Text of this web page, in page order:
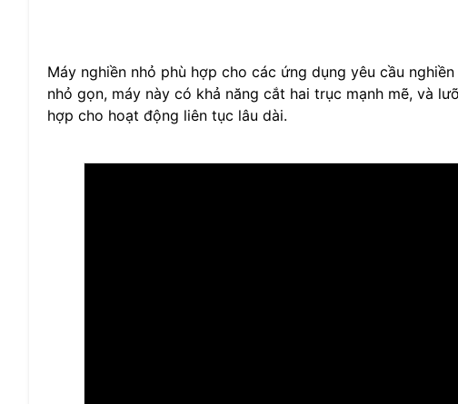
Máy nghiền nhỏ phù hợp cho các ứng dụng yêu cầu
nhỏ gọn, máy này có khả năng cắt hai trục mạnh mẽ, và
hợp cho hoạt động liên tục lâu dài.